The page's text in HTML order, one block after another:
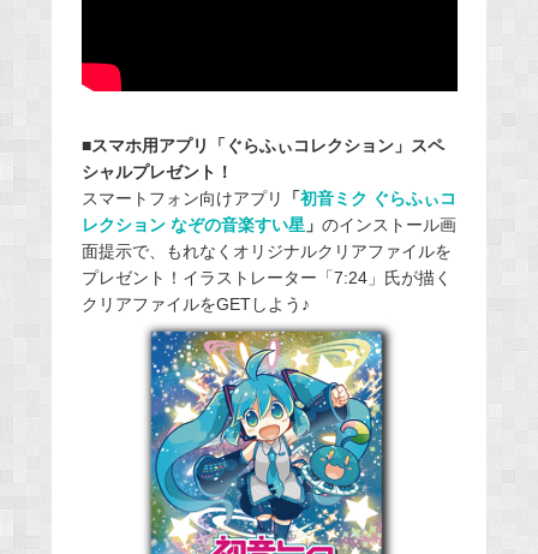
■スマホ用アプリ「ぐらふぃコレクション」スペ
シャルプレゼント！
スマートフォン向けアプリ
「初音ミク ぐらふぃコ
レクション なぞの音楽すい星」 のインストール画
面提示で、もれなくオリジナルクリアファイルを
プレゼント！イラストレーター「7:24」氏が描く
クリアファイルをGETしよう♪